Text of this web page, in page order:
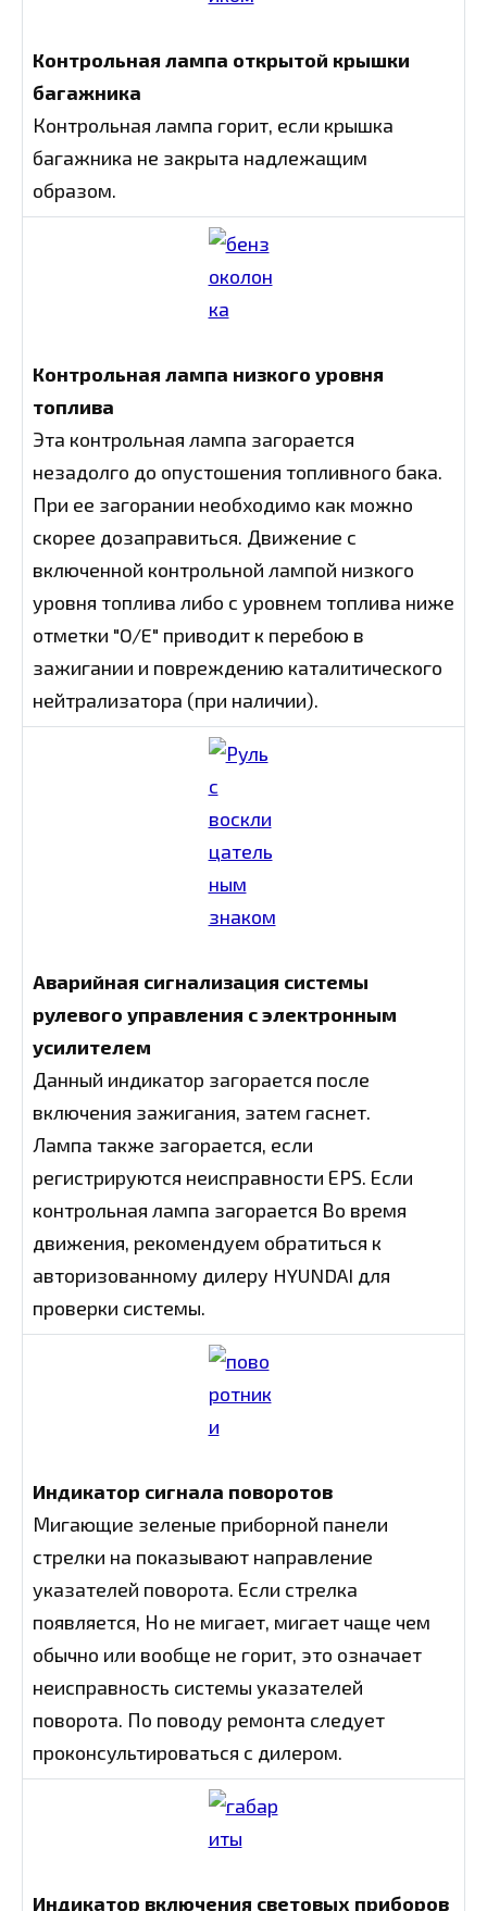
Контрольная лампа открытой крышки
багажника
Контрольная лампа горит, если крышка
багажника не закрыта надлежащим
образом.
Контрольная лампа низкого уровня
топлива
Эта контрольная лампа загорается
незадолго до опустошения топливного бака.
При ее загорании необходимо как можно
скорее дозаправиться. Движение с
включенной контрольной лампой низкого
уровня топлива либо с уровнем топлива ниже
отметки "O/E" приводит к перебою в
зажигании и повреждению каталитического
нейтрализатора (при наличии).
Аварийная сигнализация системы
рулевого управления с электронным
усилителем
Данный индикатор загорается после
включения зажигания, затем гаснет.
Лампа также загорается, если
регистрируются неисправности ЕРЅ. Если
контрольная лампа загорается Во время
движения, рекомендуем обратиться к
авторизованному дилеру HYUNDAI для
проверки системы.
Индикатор сигнала поворотов
Мигающие зеленые приборной панели
стрелки на показывают направление
указателей поворота. Если стрелка
появляется, Но не мигает, мигает чаще чем
обычно или вообще не горит, это означает
неисправность системы указателей
поворота. По поводу ремонта следует
проконсультироваться с дилером.
Индикатор включения световых приборов